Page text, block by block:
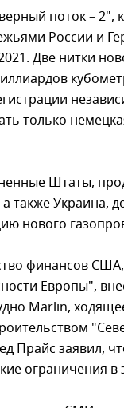
поток –
России и
Две нитки
только
Штаты,
также Украина,
нового
финансов
Европы",
Marlin,
Прайс заявил,
ограничения в